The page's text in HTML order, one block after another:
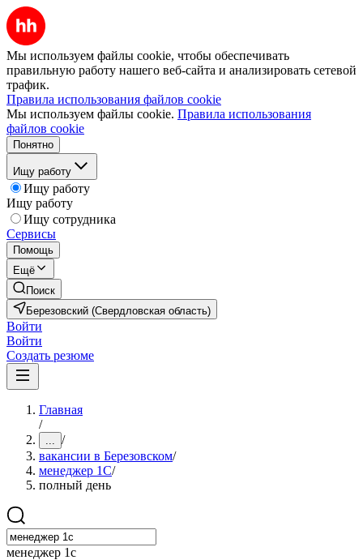
Мы используем файлы cookie, чтобы обеспечивать
правильную работу нашего веб-сайта и анализировать сетевой
трафик.
Правила использования файлов cookie
Мы используем файлы cookie. Правила использования
файлов cookie
Понятно
Ищу работу
Ищу работу
Ищу работу
Ищу сотрудника
Сервисы
Помощь
Ещё
Поиск
Березовский (Свердловская область)
Войти
Войти
Создать резюме
Главная
/
... /
вакансии в Березовском/
менеджер 1С/
полный день
менеджер 1с